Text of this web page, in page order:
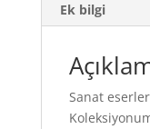
Ek bilgi
Sanat